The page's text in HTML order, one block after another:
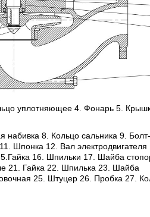
уплотняющее 4. Фонарь 5.
набивка 8. Кольцо сальника 9. Болт-
Шпонка 12. Вал электродвигателя
16. Шпильки 17. Шайба
21. Гайка 22. Шпилька 23. Шайба
25. Штуцер 26. Пробка 27.